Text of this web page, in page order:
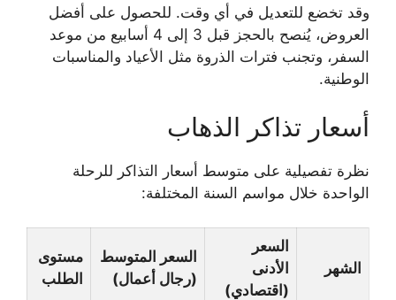
وقد تخضع للتعديل في أي وقت. للحصول على أفضل
العروض، يُنصح بالحجز قبل 3 إلى 4 أسابيع من موعد
السفر، وتجنب فترات الذروة مثل الأعياد والمناسبات
الوطنية.
أسعار تذاكر الذهاب
نظرة تفصيلية على متوسط أسعار التذاكر للرحلة
الواحدة خلال مواسم السنة المختلفة:
الشهر
السعر
الأدنى
(اقتصادي)
السعر المتوسط
(رجال أعمال)
مستوى
الطلب